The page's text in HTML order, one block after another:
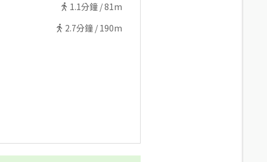
1.1分鐘 /81m
2.7分鐘 / 190m